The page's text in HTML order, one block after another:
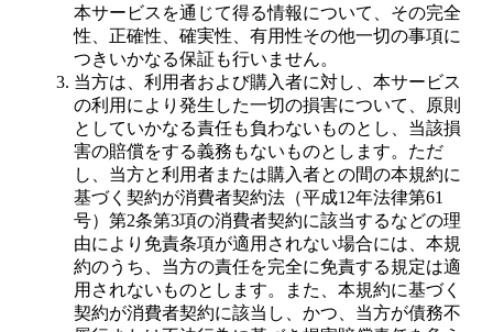
本サービスを通じて得る情報について、その完全
性、正確性、確実性、有用性その他一切の事項に
つきいかなる保証も行いません。
当方は、利用者および購入者に対し、本サービス
の利用により発生した一切の損害について、原則
としていかなる責任も負わないものとし、当該損
害の賠償をする義務もないものとします。ただ
し、当方と利用者または購入者との間の本規約に
基づく契約が消費者契約法（平成12年法律第61
号）第2条第3項の消費者契約に該当するなどの理
由により免責条項が適用されない場合には、本規
約のうち、当方の責任を完全に免責する規定は適
用されないものとします。また、本規約に基づく
契約が消費者契約に該当し、かつ、当方が債務不